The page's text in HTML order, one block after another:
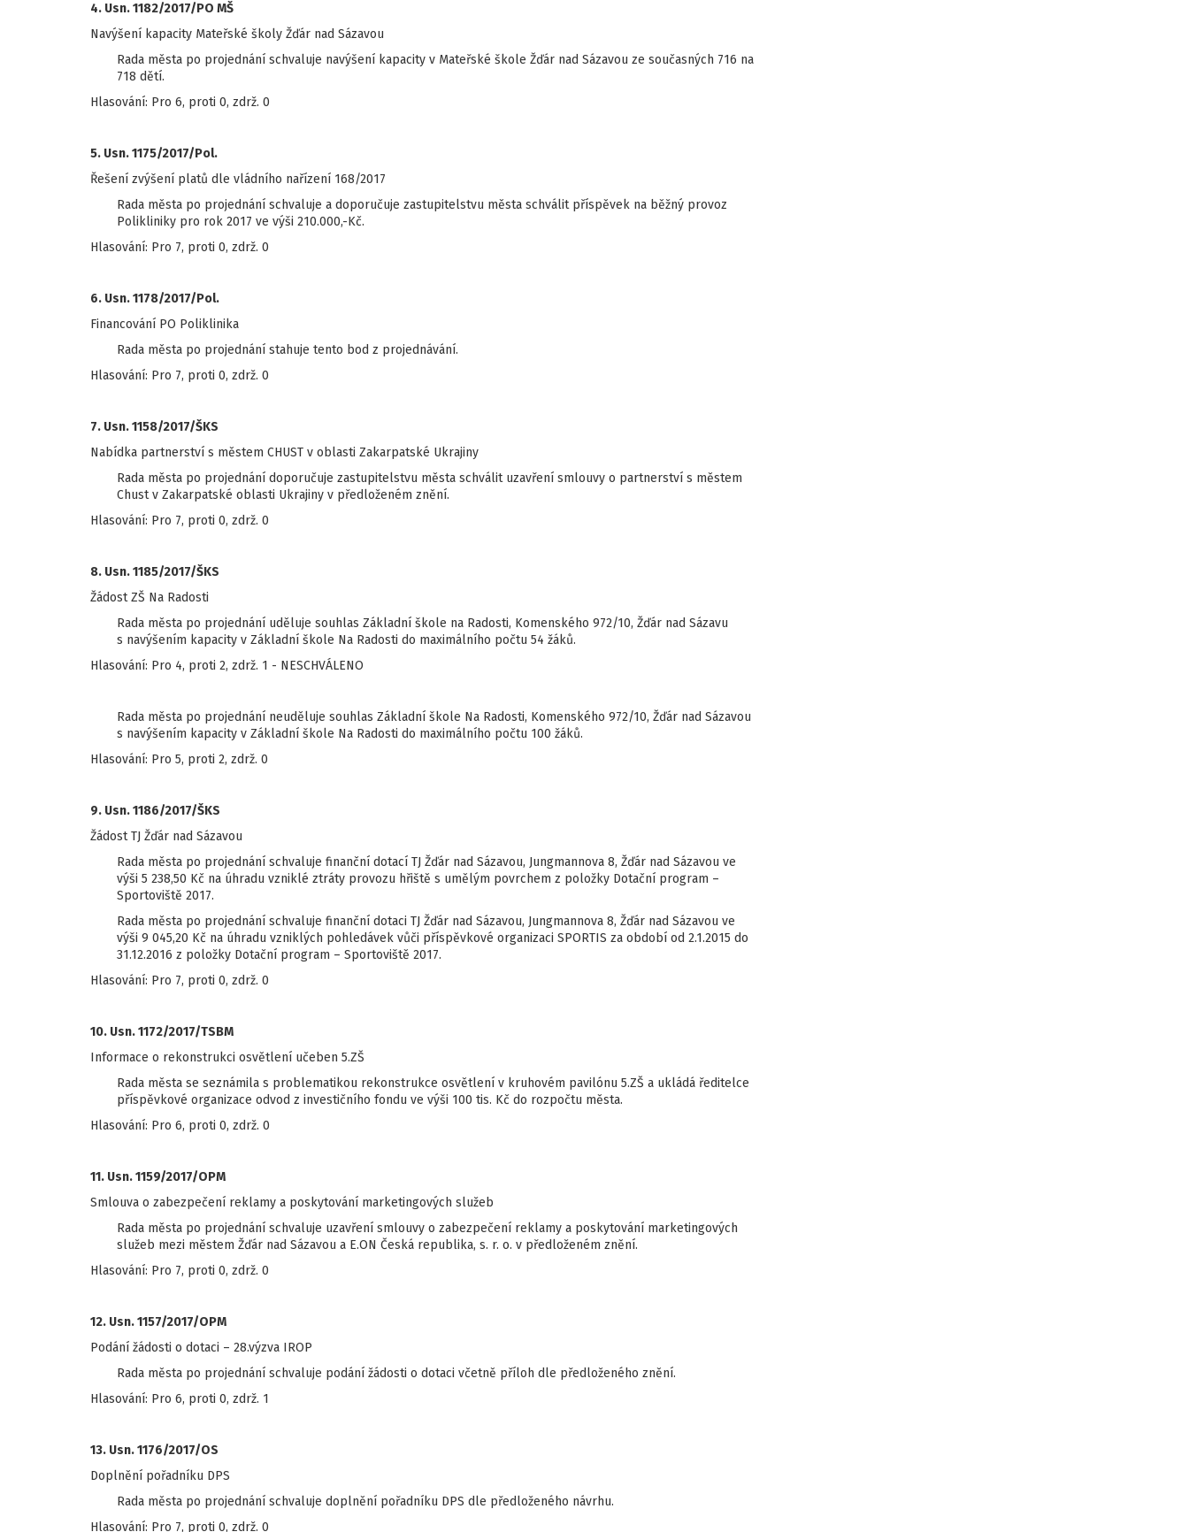
4. Usn. 1182/2017/PO MŠ
Navýšení kapacity Mateřské školy Žďár nad Sázavou
Rada města po projednání schvaluje navýšení kapacity v Mateřské škole Žďár nad Sázavou ze současných 716 na
718 dětí.
Hlasování: Pro 6, proti 0, zdrž. 0
5. Usn. 1175/2017/Pol.
Řešení zvýšení platů dle vládního nařízení 168/2017
Rada města po projednání schvaluje a doporučuje zastupitelstvu města schválit příspěvek na běžný provoz
Polikliniky pro rok 2017 ve výši 210.000,-Kč.
Hlasování: Pro 7, proti 0, zdrž. 0
6. Usn. 1178/2017/Pol.
Financování PO Poliklinika
Rada města po projednání stahuje tento bod z projednávání.
Hlasování: Pro 7, proti 0, zdrž. 0
7. Usn. 1158/2017/ŠKS
Nabídka partnerství s městem CHUST v oblasti Zakarpatské Ukrajiny
Rada města po projednání doporučuje zastupitelstvu města schválit uzavření smlouvy o partnerství s městem
Chust v Zakarpatské oblasti Ukrajiny v předloženém znění.
Hlasování: Pro 7, proti 0, zdrž. 0
8. Usn. 1185/2017/ŠKS
Žádost ZŠ Na Radosti
Rada města po projednání uděluje souhlas Základní škole na Radosti, Komenského 972/10, Žďár nad Sázavu
s navýšením kapacity v Základní škole Na Radosti do maximálního počtu 54 žáků.
Hlasování: Pro 4, proti 2, zdrž. 1 - NESCHVÁLENO
Rada města po projednání neuděluje souhlas Základní škole Na Radosti, Komenského 972/10, Žďár nad Sázavou
s navýšením kapacity v Základní škole Na Radosti do maximálního počtu 100 žáků.
Hlasování: Pro 5, proti 2, zdrž. 0
9. Usn. 1186/2017/ŠKS
Žádost TJ Žďár nad Sázavou
Rada města po projednání schvaluje finanční dotací TJ Žďár nad Sázavou, Jungmannova 8, Žďár nad Sázavou ve
výši 5 238,50 Kč na úhradu vzniklé ztráty provozu hřiště s umělým povrchem z položky Dotační program –
Sportoviště 2017.
Rada města po projednání schvaluje finanční dotaci TJ Žďár nad Sázavou, Jungmannova 8, Žďár nad Sázavou ve
výši 9 045,20 Kč na úhradu vzniklých pohledávek vůči příspěvkové organizaci SPORTIS za období od 2.1.2015 do
31.12.2016 z položky Dotační program – Sportoviště 2017.
Hlasování: Pro 7, proti 0, zdrž. 0
10. Usn. 1172/2017/TSBM
Informace o rekonstrukci osvětlení učeben 5.ZŠ
Rada města se seznámila s problematikou rekonstrukce osvětlení v kruhovém pavilónu 5.ZŠ a ukládá ředitelce
příspěvkové organizace odvod z investičního fondu ve výši 100 tis. Kč do rozpočtu města.
Hlasování: Pro 6, proti 0, zdrž. 0
11. Usn. 1159/2017/OPM
Smlouva o zabezpečení reklamy a poskytování marketingových služeb
Rada města po projednání schvaluje uzavření smlouvy o zabezpečení reklamy a poskytování marketingových
služeb mezi městem Žďár nad Sázavou a E.ON Česká republika, s. r. o. v předloženém znění.
Hlasování: Pro 7, proti 0, zdrž. 0
12. Usn. 1157/2017/OPM
Podání žádosti o dotaci – 28.výzva IROP
Rada města po projednání schvaluje podání žádosti o dotaci včetně příloh dle předloženého znění.
Hlasování: Pro 6, proti 0, zdrž. 1
13. Usn. 1176/2017/OS
Doplnění pořadníku DPS
Rada města po projednání schvaluje doplnění pořadníku DPS dle předloženého návrhu.
Hlasování: Pro 7, proti 0, zdrž. 0